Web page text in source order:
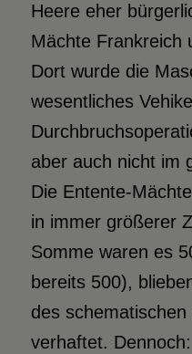
Heere eher
Mächte Frankreich
Dort wurde die
wesentliches
aber auch nicht im
Die Entente-
in immer größerer
Somme waren es
bereits 500),
des
verhaftet.